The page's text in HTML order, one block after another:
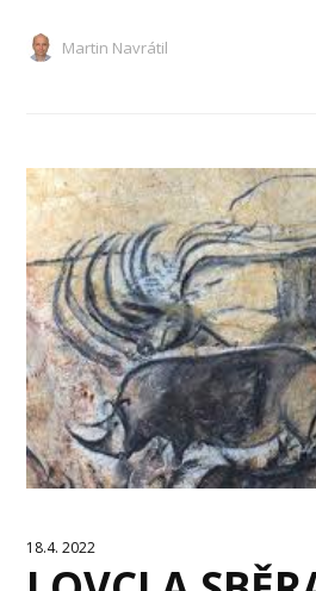
Martin Navrátil
18.4. 2022